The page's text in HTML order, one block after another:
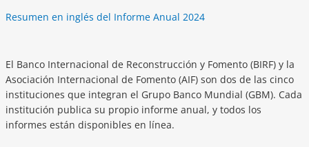
Resumen en inglés del Informe Anual 2024
El Banco Internacional de Reconstrucción y Fomento (BIRF) y la
Asociación Internacional de Fomento (AIF) son dos de las cinco
instituciones que integran el Grupo Banco Mundial (GBM). Cada
institución publica su propio informe anual, y todos los
informes están disponibles en línea.